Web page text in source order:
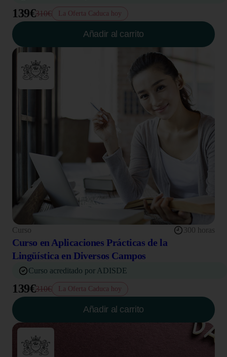
139€310€ La Oferta Caduca hoy
Añadir al carrito
Curso 300 horas
Curso en Aplicaciones Prácticas de la
Lingüística en Diversos Campos
Curso acreditado por ADISDE
139€310€ La Oferta Caduca hoy
Añadir al carrito